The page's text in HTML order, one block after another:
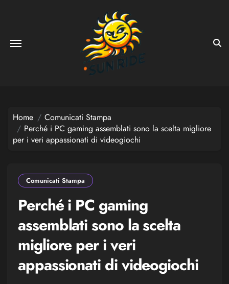
Home
Comunicati Stampa
Perché i PC gaming assemblati sono la scelta migliore
per i veri appassionati di videogiochi
Comunicati Stampa
Perché i PC gaming
assemblati sono la scelta
migliore per i veri
appassionati di videogiochi